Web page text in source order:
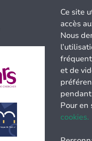
Ce site
accès
Nous
et de
Pour en
cookies.